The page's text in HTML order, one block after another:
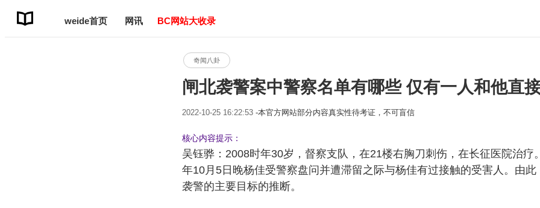
weide首页 网讯 BC网站大收录
奇闻八卦
闸北袭警案中警察名单有哪些 仅有一人和他直
2022-10-25 16:22:53 -本官方网站部分内容真实性待考证，不可盲信
核心内容提示：
吴钰骅：2008时年30岁，督察支队，在21楼右胸刀刺伤，在长征医院治疗
年10月5日晚杨佳受警察盘问并遭滞留之际与杨佳有过接触的受害人。由
袭警的主要目标的推断。